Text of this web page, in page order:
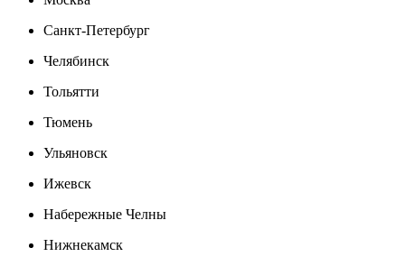
Санкт-Петербург
Челябинск
Тольятти
Тюмень
Ульяновск
Ижевск
Набережные Челны
Нижнекамск